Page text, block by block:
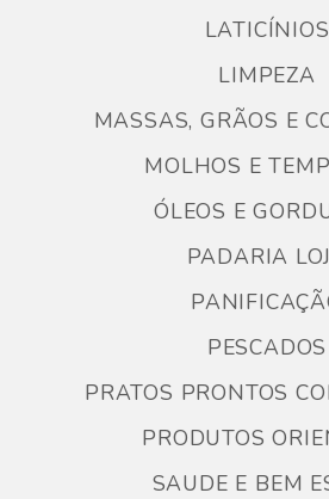
LATICÍNIOS
LIMPEZA
MASSAS, GRÃOS E
MOLHOS E
ÓLEOS E
PADARIA
PESCADOS
PRATOS PRONTOS
PRODUTOS
SAUDE E BEM